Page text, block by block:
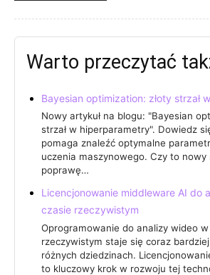
Warto przeczytać
Bayesian optimization: złoty strzał
Nowy artykuł na blogu: "Bayesian
strzał w hiperparametry". Dowiedz
pomaga znaleźć optymalne
uczenia maszynowego. Czy to nowy
poprawę…
Licencjonowanie middleware AI do
czasie rzeczywistym
Oprogramowanie do analizy wideo w
rzeczywistym staje się coraz
różnych dziedzinach.
to kluczowy krok w rozwoju tej